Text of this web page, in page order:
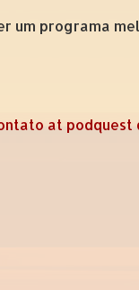
um programa
at podquest